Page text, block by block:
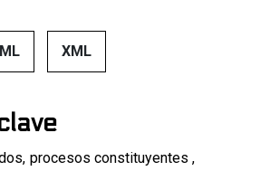
, procesos constituyentes ,
XML